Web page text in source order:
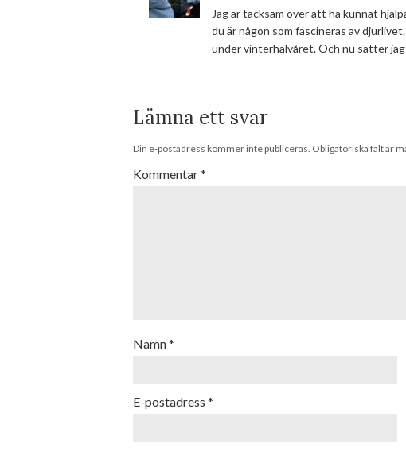
Jag är tacksam över att ha kunnat
du är någon som fascineras av
under vinterhalvåret. Och nu sätter
Lämna ett svar
Din e-postadress kommer inte publiceras. Obligatoriska fält är
Kommentar*
Namn*
E-postadress *